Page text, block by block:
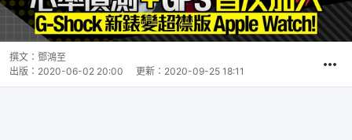
撰文： 鄧鴻至
出版： 2020-06-02 20:00 更新： 2020-09-25 18:11